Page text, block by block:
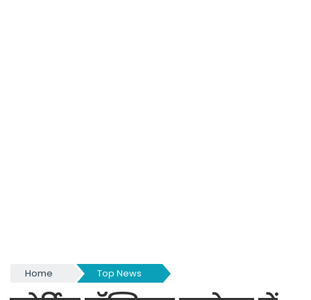
Home Top News